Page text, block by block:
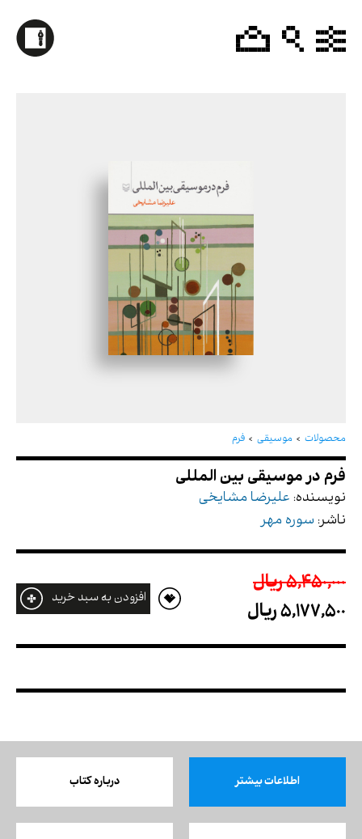
محصولات موسیقی فرم
فرم در موسیقی بین المللی
نویسنده: علیرضا مشایخی
ناشر: سوره مهر
5,450,000 ريال
5,177,500 ريال
افزودن به سبد خرید
اطلاعات بیشتر درباره کتاب